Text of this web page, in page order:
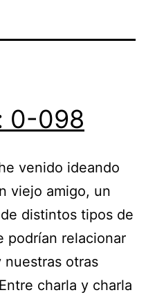
0-098
venido ideando
viejo amigo, un
distintos tipos de
podrían relacionar
otras
charla y charla